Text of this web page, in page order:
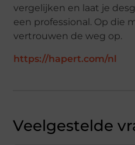
vergelijken en laat je
een professional. Op die
vertrouwen de weg op.
https://hapert.com/nl
Veelgestelde